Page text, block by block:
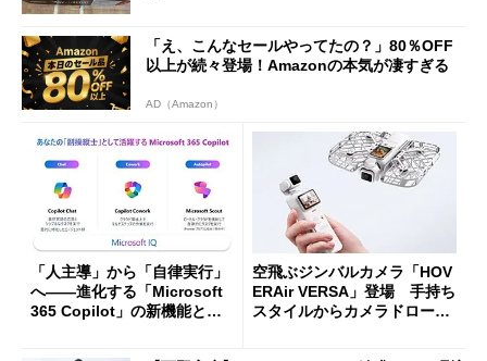
「え、こんなセールやってたの？」80％OFF
以上が続々登場！Amazonの本気が凄すぎる
AD（Amazon）
「人主導」から「自律実行」
へ――進化する「Microsoft
365 Copilot」の新機能とエ
空飛ぶジンバルカメラ「HOV
ERAir VERSA」登場 手持ち
スタイルからカメラドローン